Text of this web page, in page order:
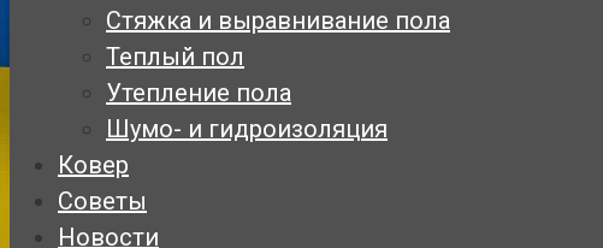
Стяжка и выравнивание пола
Теплый пол
Утепление пола
Шумо- и гидроизоляция
Ковер
Советы
Новости